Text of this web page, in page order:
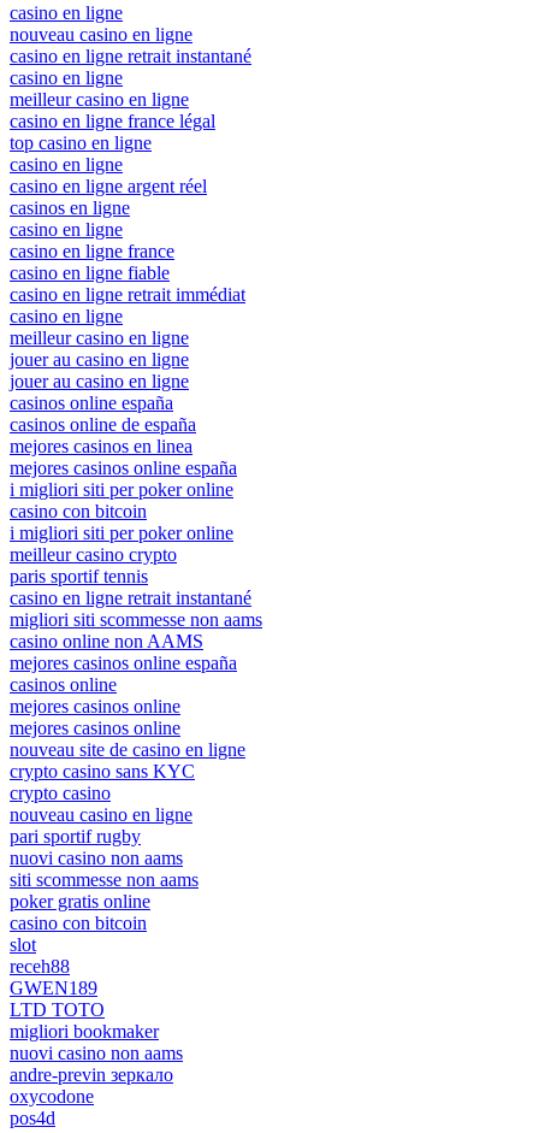
casino en ligne
nouveau casino en ligne
casino en ligne retrait instantané
casino en ligne
meilleur casino en ligne
casino en ligne france légal
top casino en ligne
casino en ligne
casino en ligne argent réel
casinos en ligne
casino en ligne
casino en ligne france
casino en ligne fiable
casino en ligne retrait immédiat
casino en ligne
meilleur casino en ligne
jouer au casino en ligne
jouer au casino en ligne
casinos online españa
casinos online de españa
mejores casinos en linea
mejores casinos online españa
i migliori siti per poker online
casino con bitcoin
i migliori siti per poker online
meilleur casino crypto
paris sportif tennis
casino en ligne retrait instantané
migliori siti scommesse non aams
casino online non AAMS
mejores casinos online españa
casinos online
mejores casinos online
mejores casinos online
nouveau site de casino en ligne
crypto casino sans KYC
crypto casino
nouveau casino en ligne
pari sportif rugby
nuovi casino non aams
siti scommesse non aams
poker gratis online
casino con bitcoin
slot
receh88
GWEN189
LTD TOTO
migliori bookmaker
nuovi casino non aams
andre-previn зеркало
oxycodone
pos4d